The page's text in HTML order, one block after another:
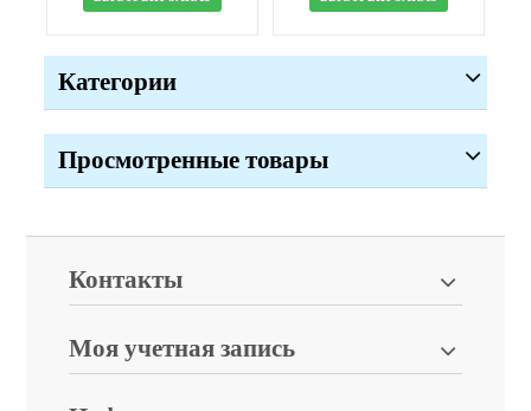
Категории
Просмотренные товары
Контакты
Моя учетная запись